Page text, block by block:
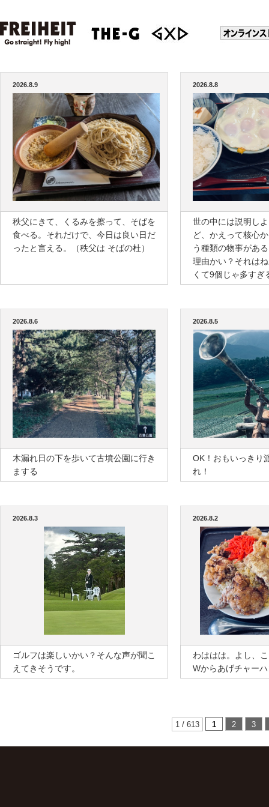
2026.8.9
秩父にきて、くるみを擦って、そばを
食べる。それだけで、今日は良い日だ
ったと言える。（秩父は そばの杜）
2026.8.8
世の中には説明し
ど、かえって核心
う種類の物事があ
理由かい？それは
くて9個じゃ多すぎ
2026.8.6
木漏れ日の下を歩いて古墳公園に行き
まする
2026.8.5
OK！おもいっきり
れ！
2026.8.3
ゴルフは楽しいかい？そんな声が聞こ
えてきそうです。
2026.8.2
わははは。よし、
Wからあげチャー
1 / 613 1 2 3